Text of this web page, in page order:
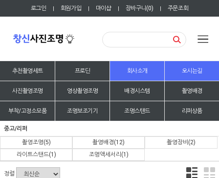
로그인 | 회원가입 | 마이샵 | 장바구니(0) | 주문조회
추천촬영세트 프로딘 회사소개 오시는길
사진촬영조명 영상촬영조명 배경시스템 촬영배경
부착/고정소모품 조명보조기기 조명스탠드 리퍼상품
중고/리퍼
촬영조명(5) 촬영배경(12) 촬영장비 (2)
라이트스탠드(1) 조명액세서리 (1)
정렬